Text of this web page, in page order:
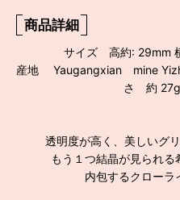
商品詳細
サイズ 高約: 29mm
産地 Yaugangxian mine
さ
透明度が高く、美しいグ
もう１つ結晶が見られる
内包するクローラ